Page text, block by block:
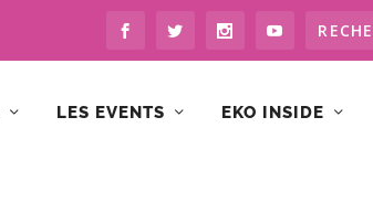
LES EVENTS EKO INSIDE